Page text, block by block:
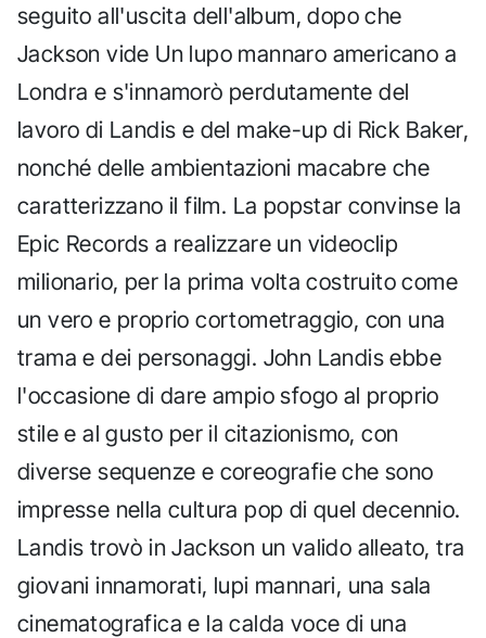
seguito all'uscita dell'album, dopo che
Jackson vide Un lupo mannaro americano a
Londra e s'innamorò perdutamente del
lavoro di Landis e del make-up di Rick Baker,
nonché delle ambientazioni macabre che
caratterizzano il film. La popstar convinse la
Epic Records a realizzare un videoclip
milionario, per la prima volta costruito come
un vero e proprio cortometraggio, con una
trama e dei personaggi. John Landis ebbe
l'occasione di dare ampio sfogo al proprio
stile e al gusto per il citazionismo, con
diverse sequenze e coreografie che sono
impresse nella cultura pop di quel decennio.
Landis trovò in Jackson un valido alleato, tra
giovani innamorati, lupi mannari, una sala
cinematografica e la calda voce di una